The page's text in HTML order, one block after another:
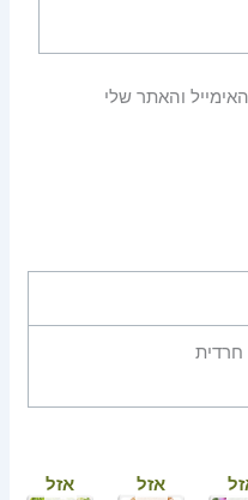
והאתר שלי
אזל
אזל